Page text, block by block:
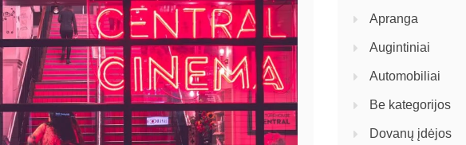
Apranga
Augintiniai
Automobiliai
Be kategorijos
Dovanų įdėjos